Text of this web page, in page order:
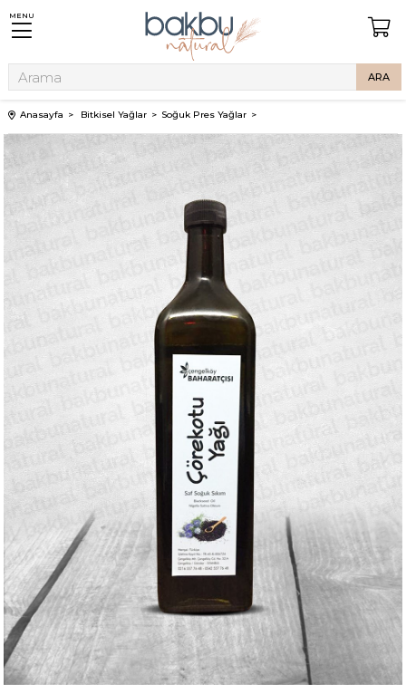
MENU
Anasayfa Bitkisel Yağlar Soğuk Pres Yağlar